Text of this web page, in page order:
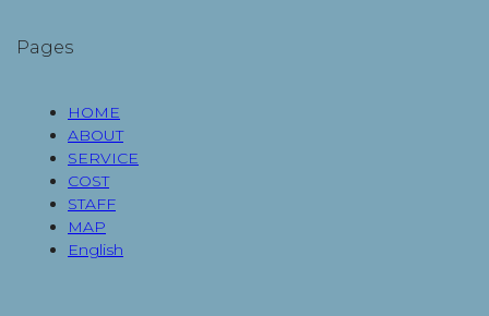
Pages
HOME
ABOUT
SERVICE
COST
STAFF
MAP
English